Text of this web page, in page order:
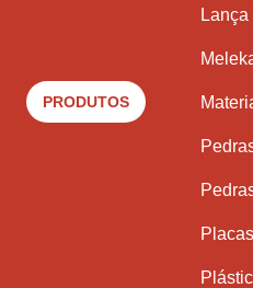
PRODUTOS